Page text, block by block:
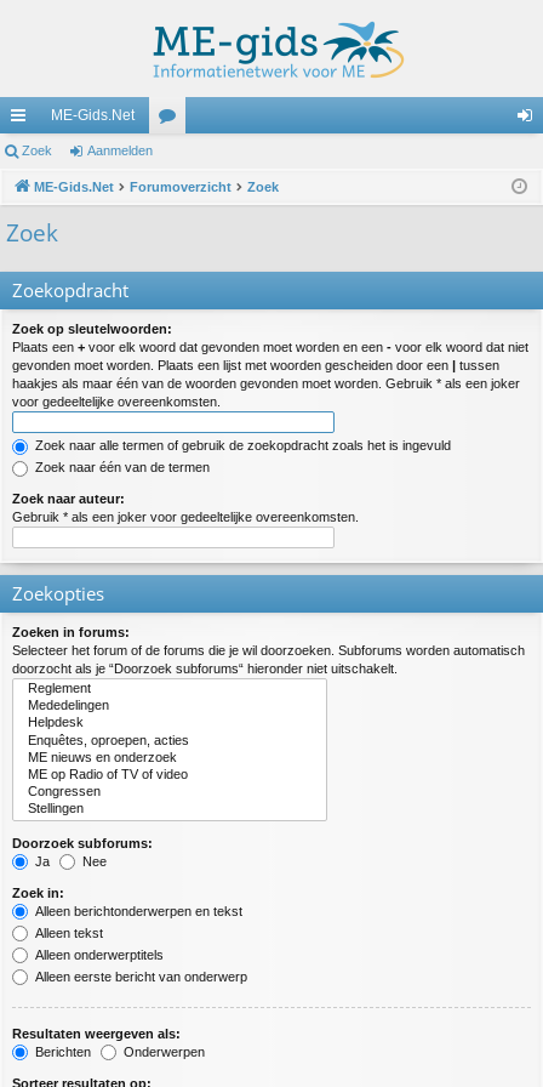
ne
lle
lin
ME-Gids.Net
u m
Zoek Aanmelden
ME-Gids.Net Forumoverzicht Zoek
Zoek
Zoekopdracht
Zoek op sleutelwoorden:
Plaats een + voor elk woord dat gevonden moet worden en een - voor elk woord dat niet
gevonden moet worden. Plaats een lijst met woorden gescheiden door een | tussen
haakjes als maar één van de woorden gevonden moet worden. Gebruik * als een joker
voor gedeeltelijke overeenkomsten.
Zoek naar alle termen of gebruik de zoekopdracht zoals het is ingevuld
Zoek naar één van de termen
Zoek naar auteur:
Gebruik * als een joker voor gedeeltelijke overeenkomsten.
Zoekopties
Zoeken in forums:
Selecteer het forum of de forums die je wil doorzoeken. Subforums worden automatisch
doorzocht als je “Doorzoek subforums“ hieronder niet uitschakelt.
Doorzoek subforums:
Ja
Nee
Zoek in:
Alleen berichtonderwerpen en tekst
Alleen tekst
Alleen onderwerptitels
Alleen eerste bericht van onderwerp
Resultaten weergeven als:
Berichten
Onderwerpen
Sorteer resultaten op: